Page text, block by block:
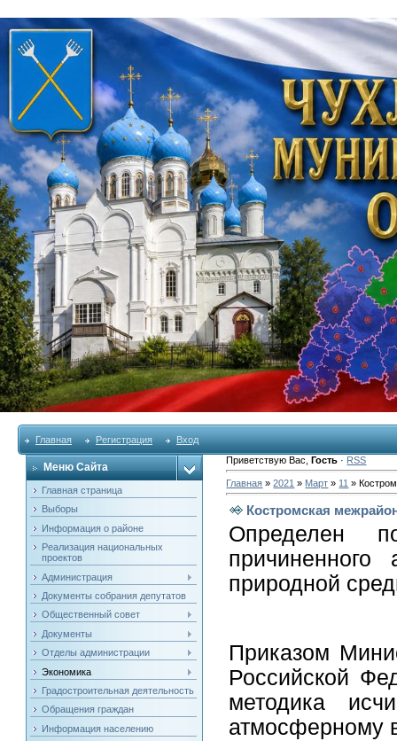
Главная Регистрация Вход
Меню Сайта
Главная страница
Выборы
Информация о районе
Реализация национальных
проектов
Администрация
Документы собрания депутатов
Общественный совет
Документы
Отделы администрации
Экономика
Градостроительная деятельность
Обращения граждан
Информация населению
Приветствую Вас ,Гость · RSS
Главная »2021 » Март » 11 »
Костромская
Определен
причиненного
природной
Приказом
Российской
методика
атмосферному